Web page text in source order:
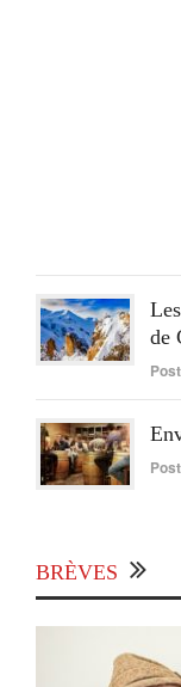
de
BRÈVES